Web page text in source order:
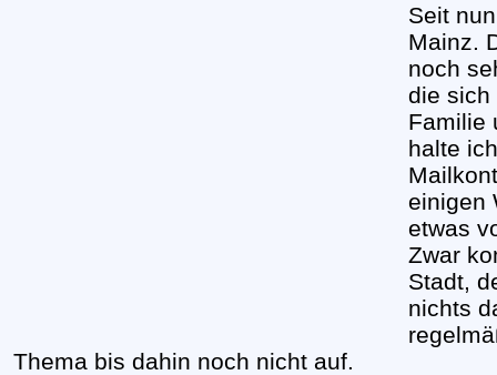
Seit
Mainz.
noch
die sich
Familie
halte
einigen
etwas
Zwar
Stadt,
nichts
Thema bis dahin noch nicht auf.